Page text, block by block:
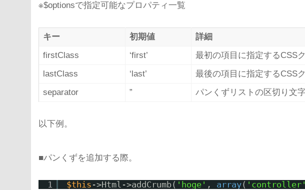
※$optionsで指定可能なプロパティ一覧
キー 初期値
詳細
firstClass
‘first’
最初の項目に指定するCSS
lastClass
‘last’
最後の項目に指定するCSS
separator
” パンくずリストの区切り文
以下例。
■パンくずを追加する際。
1 $this ->Html->addCrumb( 'hoge' , array( 'controller'